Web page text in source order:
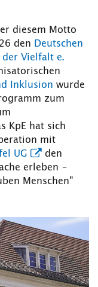
diesem Motto
den Deutschen
der Vielfalt e.
Inklusion wurde
zum
KpE hat sich
mit
UG
den
erleben –
Menschen"